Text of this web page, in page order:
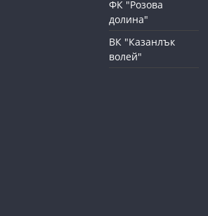
ФК "Розова
долина"
ВК "Казанлък
волей"